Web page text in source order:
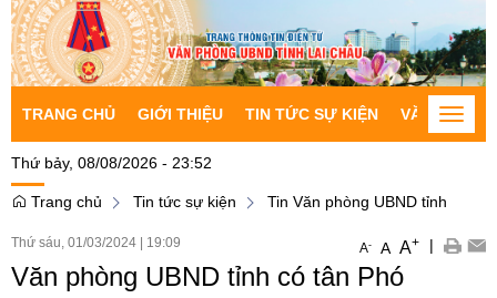
TRANG CHỦ GIỚI THIỆU TIN TỨC SỰ KIỆN VĂN BẢNToggle
Thứ bảy, 08/08/2026 - 23:52
Trang chủ Tin tức sự kiện Tin Văn phòng UBND tỉnh
Thứ sáu, 01/03/2024 19:09 A- A A+ |
Văn phòng UBND tỉnh có tân Phó